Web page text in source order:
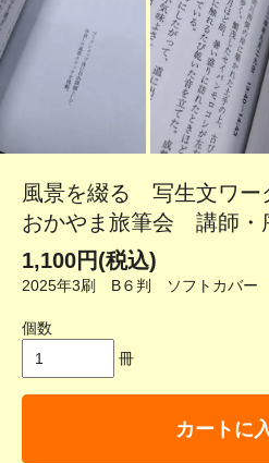
風景を綴る 写生文ワ
おかやま旅筆会 講師・
1,100円(税込)
2025年3刷 B６判 ソフトカバ
個数
冊
カートに